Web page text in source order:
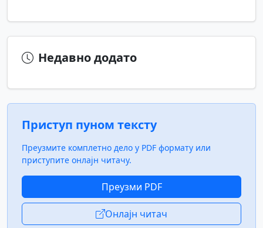
Недавно додато
Приступ пуном тексту
Преузмите комплетно дело у PDF формату или
приступите онлајн читачу.
Преузми PDF
Онлајн читач